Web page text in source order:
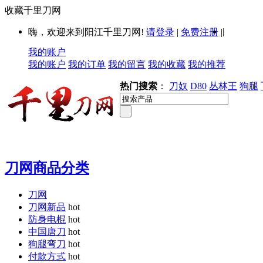
收藏千里刀网
嗨，欢迎来到阳江千里刀网! 请登录 | 免费注册 ||
我的账户
我的账户 我的订单 我的留言 我的收藏 我的推荐
热门搜索 ： 刀奴 D80 丛林王 狗腿
刀网商品分类
刀网
刀网新品 hot
防身电棍 hot
中国唐刀 hot
狗腿弯刀 hot
付款方式 hot